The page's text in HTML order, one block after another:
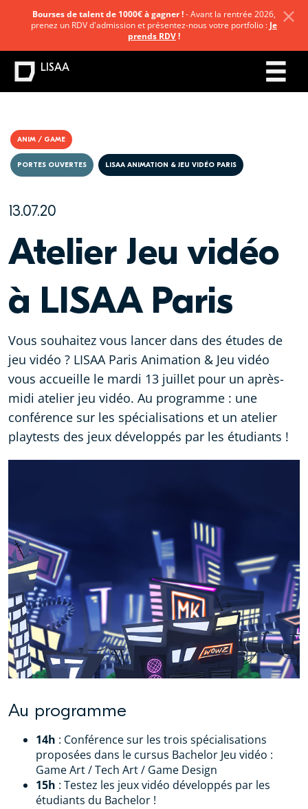
ANIM / GAME
13.07.20
PORTES OUVERTES LISAA ANIMATION & JEU VIDÉO PARIS
Atelier Jeu vidéo
à LISAA Paris
Vous souhaitez vous lancer dans des études de
jeu vidéo ? LISAA Paris Animation & Jeu vidéo
vous accueille le mardi 13 juillet pour un après-
midi atelier jeu vidéo. Au programme : une
conférence sur les spécialisations et un atelier
playtests des jeux développés par les étudiants !
Au programme
14h : Conférence sur les trois spécialisations
proposées dans le cursus Bachelor Jeu vidéo :
Game Art / Tech Art / Game Design
15h : Testez les jeux vidéo développés par les
étudiants du Bachelor !
Bourses de talent de 1000€ à gagner !- Avant la rentrée 2026,
prenez un RDV d'admission et présentez-nous votre portfolio : Je
prends RDV!
LISAA